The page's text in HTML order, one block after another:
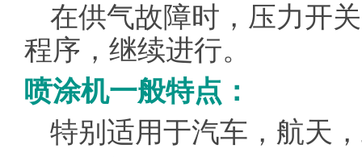
在供气故障时，压力开
程序，继续进行。
喷涂机一般特点：
特别适用于汽车，航天